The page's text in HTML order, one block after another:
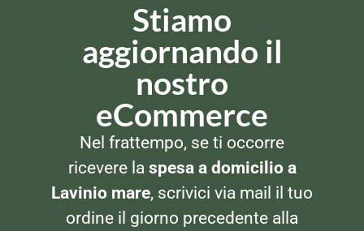
PIATTI PRONTI
Star Brodo di Verdure
1000ml
PIATTI PRONTI
Knorr Minestra Arlecchino
Stiamo
aggiornando il
nostro
eCommerce
Nel frattempo, se ti occorre
ricevere la spesa a domicilio a
Lavinio mare, scrivici via mail il tuo
ordine il giorno precedente alla